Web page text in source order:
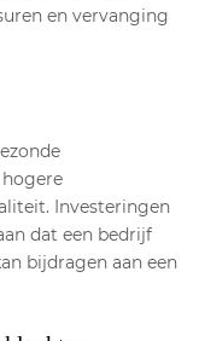
en vervanging
Investeringen
dat een bedrijf
bijdragen aan een